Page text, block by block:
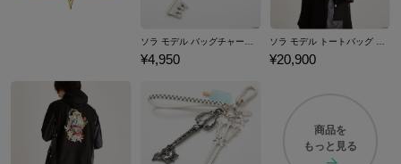
¥4,950 ¥20,900
商品を
もっと見る